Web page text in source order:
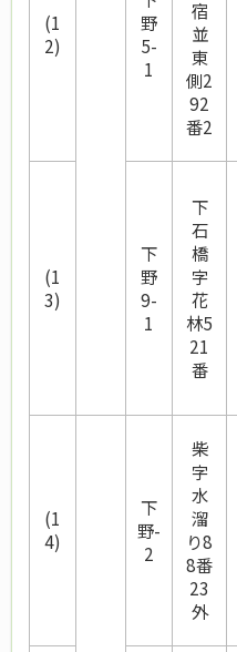
(1
2)
野
5-
1
宿
並
東
側2
92
番2
(1
3)
下
野
9-
1
下
石
橋
字
花
林5
21
番
(1
4)
下
野-
2
柴
字
水
溜
り8
8番
23
外